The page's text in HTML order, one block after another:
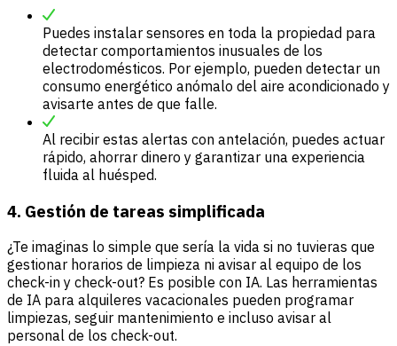
Puedes instalar sensores en toda la propiedad para
detectar comportamientos inusuales de los
electrodomésticos. Por ejemplo, pueden detectar un
consumo energético anómalo del aire acondicionado y
avisarte antes de que falle.
Al recibir estas alertas con antelación, puedes actuar
rápido, ahorrar dinero y garantizar una experiencia
fluida al huésped.
4. Gestión de tareas simplificada
¿Te imaginas lo simple que sería la vida si no tuvieras que
gestionar horarios de limpieza ni avisar al equipo de los
check-in y check-out? Es posible con IA. Las herramientas
de IA para alquileres vacacionales pueden programar
limpiezas, seguir mantenimiento e incluso avisar al
personal de los check-out.